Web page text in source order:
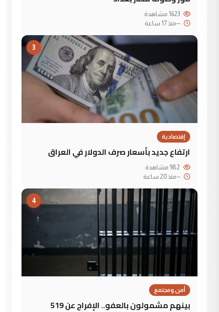
--منذ 17 ساعة
3
إقتصادية
ارتفاع جديد بأسعار صرف الدولار في العراق
--منذ 20 ساعة
4
أمن ومجتمع
بينهم مشمولون بالعفو.. الإفراج عن 519